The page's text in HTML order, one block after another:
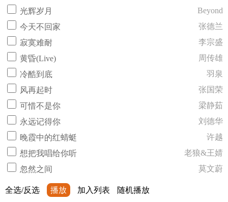
光辉岁月
Beyond
今天不回家
张德兰
寂寞难耐
李宗盛
黄昏(Live)
周传雄
冷酷到底
羽泉
风再起时
张国荣
可惜不是你
梁静茹
永远记得你
刘德华
晚霞中的红蜻蜓
许越
想把我唱给你听
老狼&王婧
忽然之间
莫文蔚
全选/反选 播放 加入列表 随机播放